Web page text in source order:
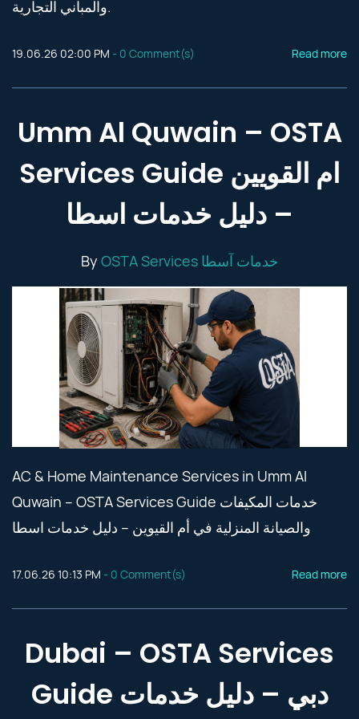
والمباني التجارية.
19.06.26 02:00 PM - 0 Comment(s) Read more
Umm Al Quwain – OSTA
Services Guide ام القويين
– دليل خدمات اسطا
By OSTA Services خدمات آسطا
AC & Home Maintenance Services in Umm Al
Quwain – OSTA Services Guide خدمات المكيفات
والصيانة المنزلية في أم القيوين – دليل خدمات اسطا
17.06.26 10:13 PM - 0 Comment(s) Read more
Dubai – OSTA Services
Guide دبي – دليل خدمات